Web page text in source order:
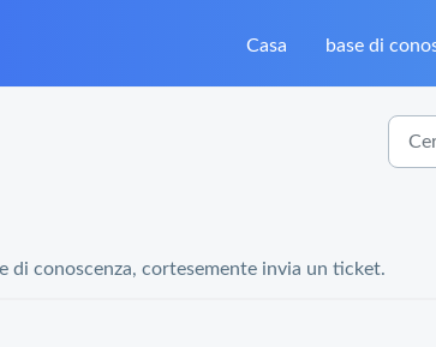
Casa base di
di conoscenza, cortesemente invia un ticket.